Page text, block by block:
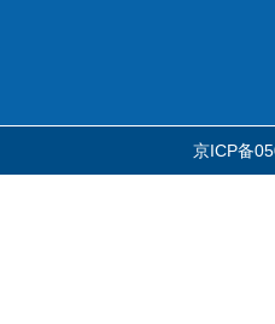
京ICP备